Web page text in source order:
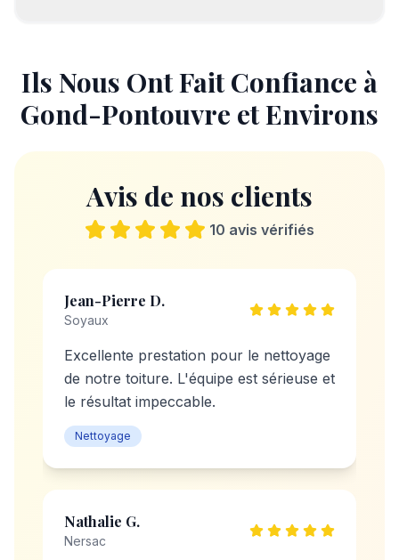
Ils Nous Ont Fait Confiance à
Gond-Pontouvre et Environs
Avis de nos clients
10 avis vérifiés
Jean-Pierre D.
Soyaux
Excellente prestation pour le nettoyage
de notre toiture. L'équipe est sérieuse et
le résultat impeccable.
Nettoyage
Nathalie G.
Nersac